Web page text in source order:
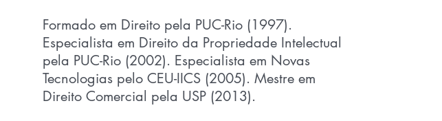
Formado em Direito pela PUC-Rio (1997).
Especialista em Direito da Propriedade Intelectual
pela PUC-Rio (2002). Especialista em Novas
Tecnologias pelo CEU-IICS (2005). Mestre em
Direito Comercial pela USP (2013).